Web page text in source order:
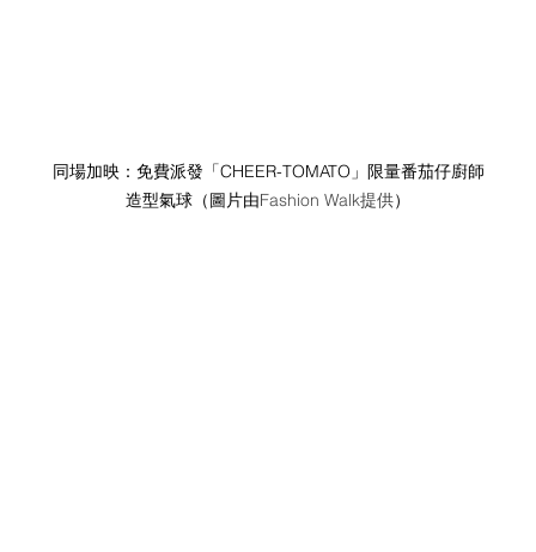
同場加映：免費派發「CHEER-TOMATO」限量番茄仔廚師
造型氣球（圖片由Fashion Walk提供）